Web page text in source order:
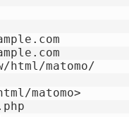
html/matomo/
matomo>